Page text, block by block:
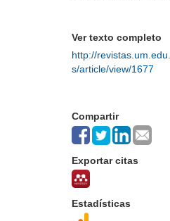
Ver texto completo
http://
s/article/view/1677
Compartir
Exportar citas
Estadísticas